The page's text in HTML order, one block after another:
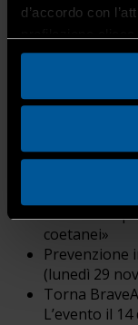
d’accordo con
Ne parlaL’Eco di
all’artigianato di
Questi tutti i titoli:
Un poster
«Giovani
coetanei»
Prevenzione
(lunedì 29
Torna
L’evento il